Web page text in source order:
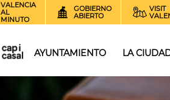
VALENCIA
AL
MINUTO
GOBIERNO
ABIERTO
VISIT
AYUNTAMIENTO LA